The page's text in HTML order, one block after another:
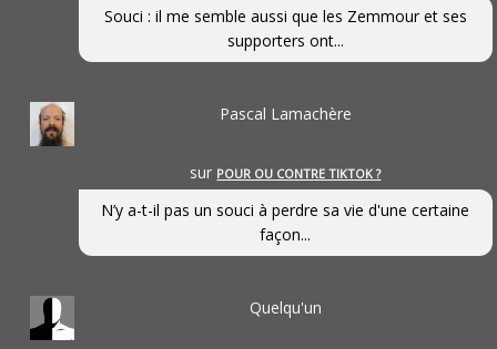
Souci : il me semble aussi que les Zemmour et ses
supporters ont...
Pascal Lamachère
sur POUR OU CONTRE TIKTOK ?
N’y a-t-il pas un souci à perdre sa vie d'une certaine
façon...
Quelqu'un